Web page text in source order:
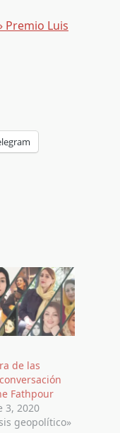
Premio Luis
de las
Fathpour
3, 2020
geopolítico»